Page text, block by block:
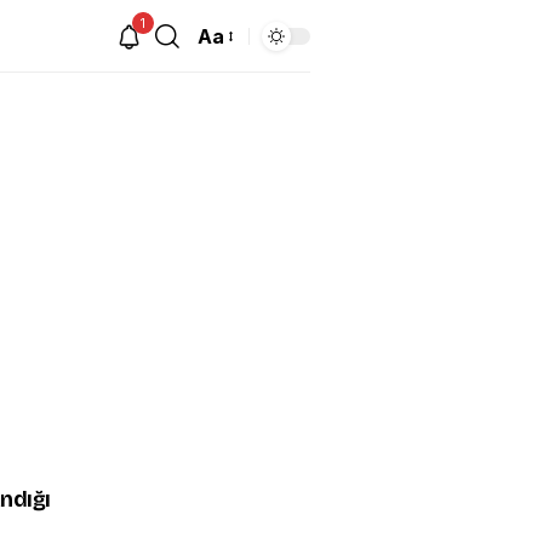
1
Aa